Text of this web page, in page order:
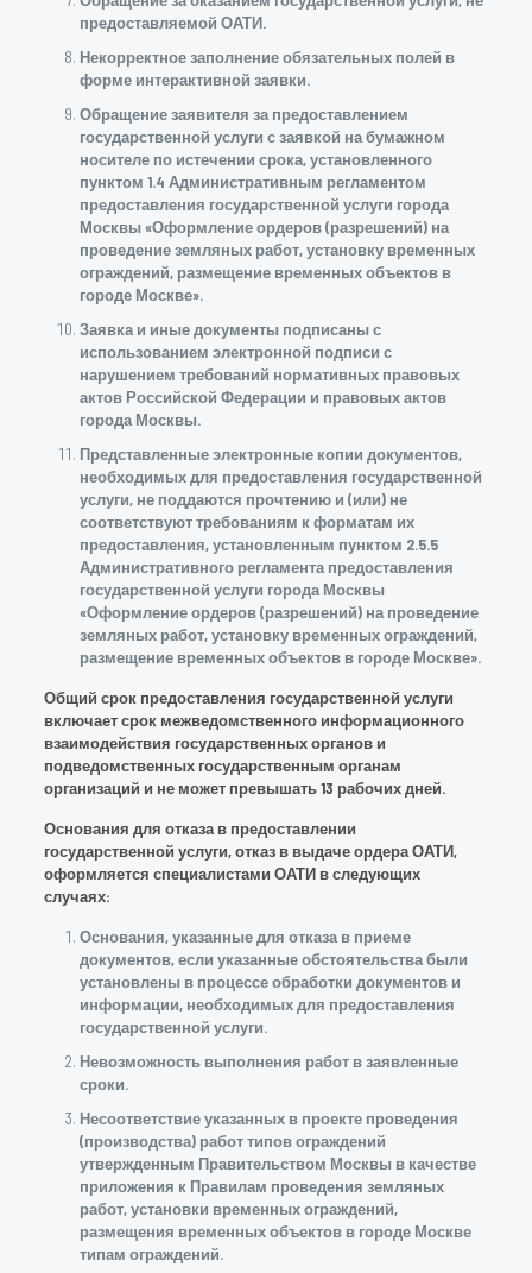
предоставляемой ОАТИ.
Некорректное заполнение обязательных полей в
форме интерактивной заявки.
Обращение заявителя за предоставлением
государственной услуги с заявкой на бумажном
носителе по истечении срока, установленного
пунктом 1.4 Административным регламентом
предоставления государственной услуги города
Москвы «Оформление ордеров (разрешений) на
проведение земляных работ, установку временных
ограждений, размещение временных объектов в
городе Москве».
Заявка и иные документы подписаны с
использованием электронной подписи с
нарушением требований нормативных правовых
актов Российской Федерации и правовых актов
города Москвы.
Представленные электронные копии документов,
необходимых для предоставления государственной
услуги, не поддаются прочтению и (или) не
соответствуют требованиям к форматам их
предоставления, установленным пунктом 2.5.5
Административного регламента предоставления
государственной услуги города Москвы
«Оформление ордеров (разрешений) на проведение
земляных работ, установку временных ограждений,
размещение временных объектов в городе Москве».
Общий срок предоставления государственной услуги
включает срок межведомственного информационного
взаимодействия государственных органов и
подведомственных государственным органам
организаций и не может превышать 13 рабочих дней.
Основания для отказа в предоставлении
государственной услуги, отказ в выдаче ордера ОАТИ,
оформляется специалистами ОАТИ в следующих
случаях:
Основания, указанные для отказа в приеме
документов, если указанные обстоятельства были
установлены в процессе обработки документов и
информации, необходимых для предоставления
государственной услуги.
Невозможность выполнения работ в заявленные
сроки.
Несоответствие указанных в проекте проведения
(производства) работ типов ограждений
утвержденным Правительством Москвы в качестве
приложения к Правилам проведения земляных
работ, установки временных ограждений,
размещения временных объектов в городе Москве
типам ограждений.